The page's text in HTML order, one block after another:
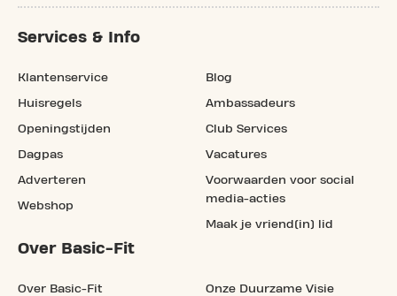
Services & Info
Klantenservice
Huisregels
Openingstijden
Dagpas
Adverteren
Webshop
Blog
Ambassadeurs
Club Services
Vacatures
Voorwaarden voor social
media-acties
Maak je vriend(in) lid
Over Basic-Fit
Over Basic-Fit Onze Duurzame Visie